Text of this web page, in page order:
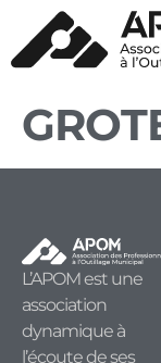
L’APOM est une
association
dynamique à
l’écoute de ses